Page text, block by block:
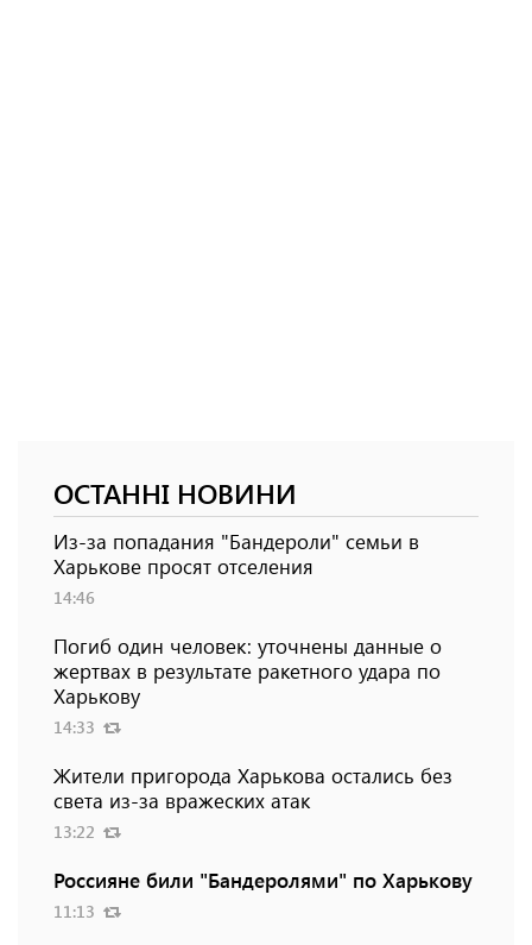
ОСТАННІ НОВИНИ
Из-за попадания "Бандероли" семьи в
Харькове просят отселения
14:46
Погиб один человек: уточнены данные о
жертвах в результате ракетного удара по
Харькову
14:33
Жители пригорода Харькова остались без
света из-за вражеских атак
13:22
Россияне били "Бандеролями" по Харькову
11:13